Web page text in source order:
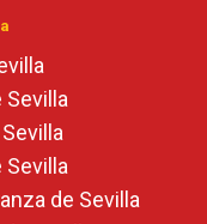
Sevilla
Sevilla
de Sevilla